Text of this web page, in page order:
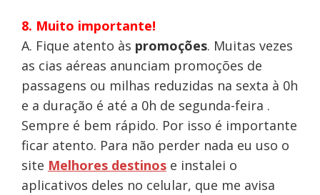
8. Muito importante!
A. Fique atento às promoções. Muitas vezes
as cias aéreas anunciam promoções de
passagens ou milhas reduzidas na sexta à 0h
e a duração é até a 0h de segunda-feira .
Sempre é bem rápido. Por isso é importante
ficar atento. Para não perder nada eu uso o
site Melhores destinos e instalei o
aplicativos deles no celular, que me avisa